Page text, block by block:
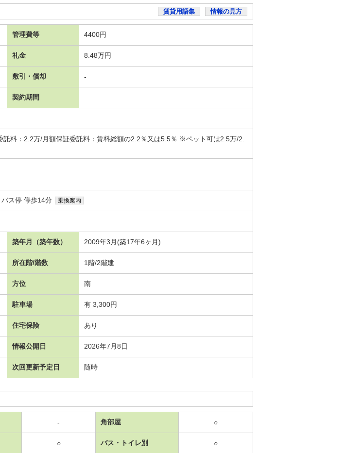
賃貸用語集 情報の見方
管理費等 4400円
礼金 8.48万円
敷引・償却 -
契約期間
料：2.2万/月額保証委託料：賃料総額の2.2％又は5.5％ ※ペット可は2.5万/2.
ス停 停歩14分 乗換案内
築年月（築年数） 2009年3月(築17年6ヶ月)
所在階/階数 1階/2階建
方位 南
駐車場 有 3,300円
住宅保険 あり
情報公開日 2026年7月8日
次回更新予定日 随時
- 角部屋 ○
○ バス・トイレ別 ○